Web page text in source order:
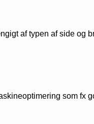
af typen af side og
som fx